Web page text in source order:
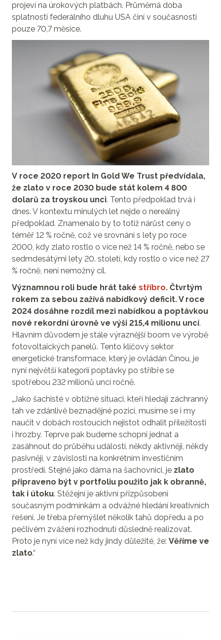
projeví na úrokových platbách. Průměrná doba
splatnosti federálního dluhu USA činí v současnosti
pouze 70,7 měsíce.
V roce 2020 report In Gold We Trust předvídala,
že zlato v roce 2030 bude stát kolem 4 800
dolarů za troyskou unci. Tento předpoklad trvá i
dnes. V kontextu minulých let nejde o nereálný
předpoklad. Znamenalo by to totiž nárůst ceny o
téměř 12 % ročně, což ve srovnání s lety po roce
2000, kdy zlato rostlo o více než 14 % ročně, nebo se
sedmdesátými lety 20. století, kdy rostlo o více než 27
% ročně, není nemožný cíl.
Významnou roli bude hrát také stříbro. Čtvrtým
rokem za sebou zažívá nabídkový deficit. V roce
2024 dosáhne rozdíl mezi nabídkou a poptávkou
nové rekordní úrovně ve výši 215,4 milionu uncí.
Hlavním důvodem je stále výraznější boom ve výrobě
fotovoltaických panelů. Tento klíčový sektor
energetické transformace, který je ovládán Čínou, je
nyní největší kategorií poptávky po stříbře se
spotřebou 232 milionů uncí ročně.
„Jako šachisté v obtížné situaci, kteří hledají záchranný
tah ve zdánlivě beznadějné pozici, musíme se i my
naučit v dobách rostoucích nejistot odhalit příležitosti
i hrozby. Teprve pak budeme schopni jednat a
zasáhnout do průběhu událostí, někdy aktivněji, někdy
pasivněji, v závislosti na konkrétním investičním
prostředí. Stejně jako dáma na šachovnici, je zlato
připraveno být v portfoliu použito jak k obranně,
tak i útoku. Stěžejní je aktivní přizpůsobení
současným podmínkám a odvážné hledání kreativních
řešení. Je třeba přemýšlet několik tahů dopředu a po
pečlivém zvážení rozhodnutí důsledně realizovat.
Proto je nyní více než kdy jindy důležité, že: Věříme ve
zlato.“